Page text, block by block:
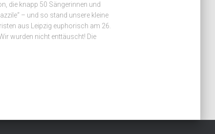
die knapp 50 Sängerinnen und
– und so stand unsere kleine
aus Leipzig euphorisch am 26.
wurden nicht enttäuscht! Die